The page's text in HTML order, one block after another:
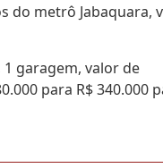
do metrô Jabaquara,
garagem, valor de
para R$ 340.000